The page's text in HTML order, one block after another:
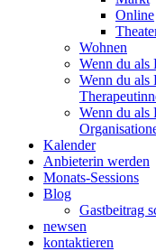
Online
Wohnen
Wenn du als
Wenn du als
Wenn du als
Kalender
Anbieterin werden
Monats-Sessions
Blog
Gastbeitrag
newsen
kontaktieren